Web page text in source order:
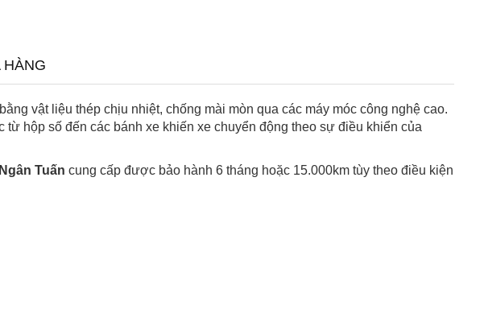
vật liệu thép chịu nhiệt, chống mài mòn qua các máy móc công nghệ cao.
hộp số đến các bánh xe khiến xe chuyển động theo sự điều khiển của
Tuấn cung cấp được bảo hành 6 tháng hoặc 15.000km tùy theo điều kiện